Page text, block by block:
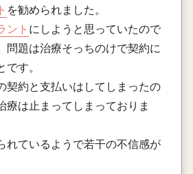
を勧められました。
ント にしようと思っていたので
問題は治療そっちのけで契約に
す。
契約と支払いはしてしまったの
療は止まってしまっておりま
れているようで若干の不信感が